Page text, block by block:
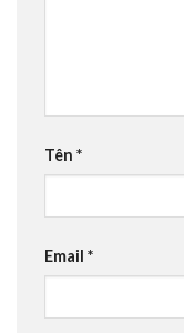
Tên *
Email *